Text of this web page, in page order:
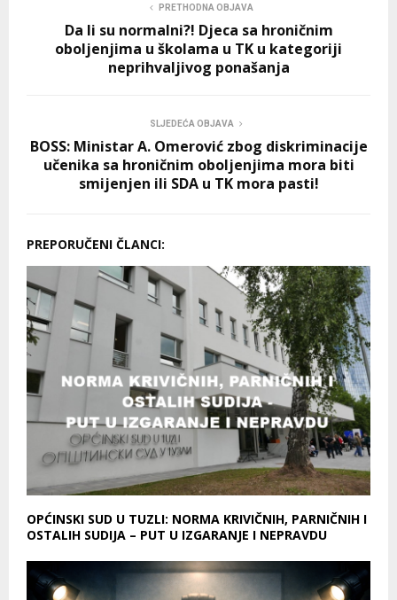
PRETHODNA OBJAVA
Da li su normalni?! Djeca sa hroničnim
oboljenjima u školama u TK u kategoriji
neprihvaljivog ponašanja
SLJEDEĆA OBJAVA
BOSS: Ministar A. Omerović zbog diskriminacije
učenika sa hroničnim oboljenjima mora biti
smijenjen ili SDA u TK mora pasti!
PREPORUČENI ČLANCI:
OPĆINSKI SUD U TUZLI: NORMA KRIVIČNIH, PARNIČNIH I
OSTALIH SUDIJA – PUT U IZGARANJE I NEPRAVDU